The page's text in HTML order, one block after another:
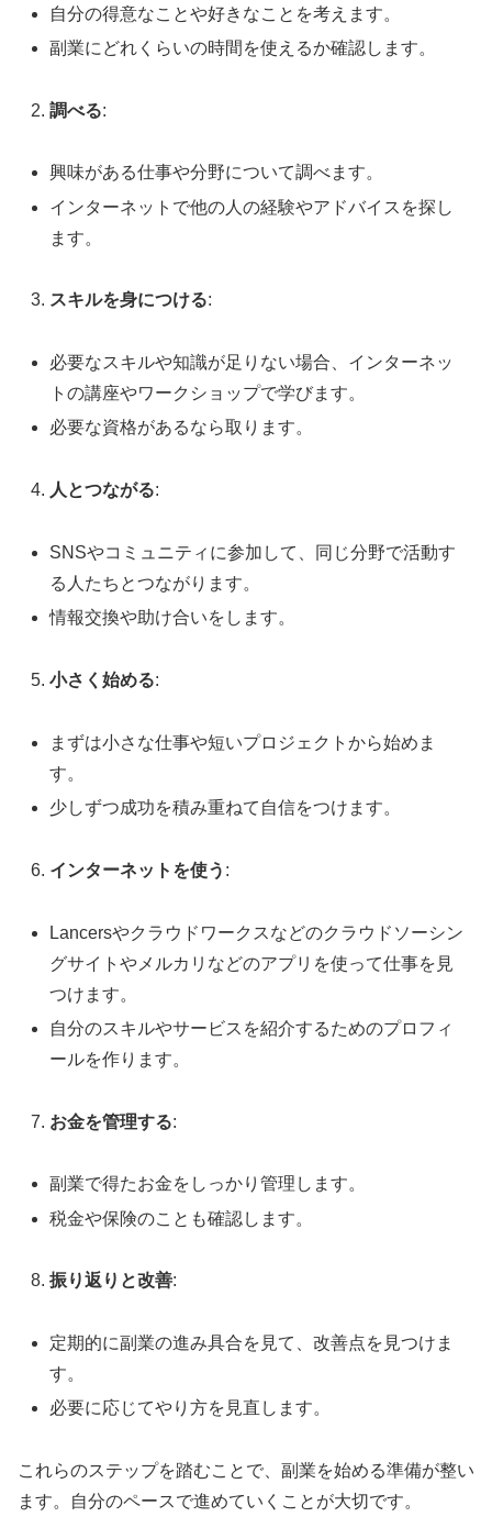
自分の得意なことや好きなことを考えます。
副業にどれくらいの時間を使えるか確認します。
調べる:
興味がある仕事や分野について調べます。
インターネットで他の人の経験やアドバイスを探し
ます。
スキルを身につける:
必要なスキルや知識が足りない場合、インターネッ
トの講座やワークショップで学びます。
必要な資格があるなら取ります。
人とつながる:
SNSやコミュニティに参加して、同じ分野で活動す
る人たちとつながります。
情報交換や助け合いをします。
小さく始める:
まずは小さな仕事や短いプロジェクトから始めま
す。
少しずつ成功を積み重ねて自信をつけます。
インターネットを使う :
Lancersやクラウドワークスなどのクラウドソーシン
グサイトやメルカリなどのアプリを使って仕事を見
つけます。
自分のスキルやサービスを紹介するためのプロフィ
ールを作ります。
お金を管理する:
副業で得たお金をしっかり管理します。
税金や保険のことも確認します。
振り返りと改善:
定期的に副業の進み具合を見て、改善点を見つけま
す。
必要に応じてやり方を見直します。
これらのステップを踏むことで、副業を始める準備が整い
ます。自分のペースで進めていくことが大切です。